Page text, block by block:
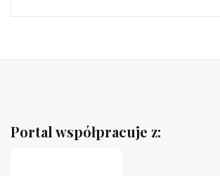
Portal współpracuje z: